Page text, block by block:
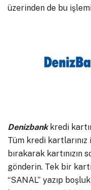
üzerinden de bu
Denizbank kredi
Tüm kredi kartlarınız
bırakarak kartınızın
gönderin. Tek bir
“SANAL” yazıp